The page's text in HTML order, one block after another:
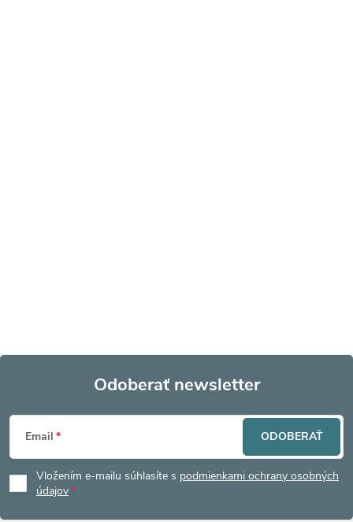
Z
á
p
Odoberať newsletter
Email
Vložením e-mailu súhlasíte s podmienkami ochrany osobných
údajov
ODOBERAŤ